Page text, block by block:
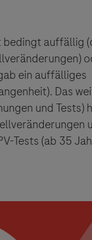
bedingt auffällig
ein auffälliges
Das
und Tests)
Tests (ab 35